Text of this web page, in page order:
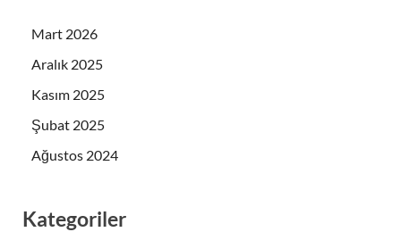
Mart 2026
Aralık 2025
Kasım 2025
Şubat 2025
Ağustos 2024
Kategoriler